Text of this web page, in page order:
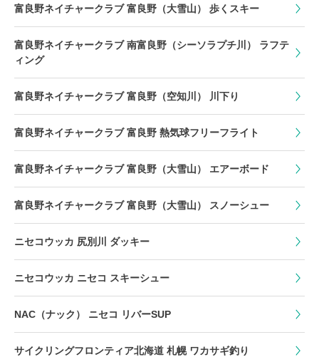
富良野ネイチャークラブ 富良野（大雪山） 歩くスキー
富良野ネイチャークラブ 南富良野（シーソラプチ川） ラフテ
ィング
富良野ネイチャークラブ 富良野（空知川） 川下り
富良野ネイチャークラブ 富良野 熱気球フリーフライト
富良野ネイチャークラブ 富良野（大雪山） エアーボード
富良野ネイチャークラブ 富良野（大雪山） スノーシュー
ニセコウッカ 尻別川 ダッキー
ニセコウッカ ニセコ スキーシュー
NAC（ナック） ニセコ リバーSUP
サイクリングフロンティア北海道 札幌 ワカサギ釣り